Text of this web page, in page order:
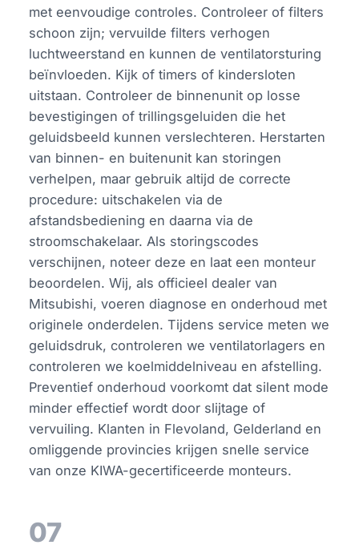
met eenvoudige controles. Controleer of filters
schoon zijn; vervuilde filters verhogen
luchtweerstand en kunnen de ventilatorsturing
beïnvloeden. Kijk of timers of kindersloten
uitstaan. Controleer de binnenunit op losse
bevestigingen of trillingsgeluiden die het
geluidsbeeld kunnen verslechteren. Herstarten
van binnen- en buitenunit kan storingen
verhelpen, maar gebruik altijd de correcte
procedure: uitschakelen via de
afstandsbediening en daarna via de
stroomschakelaar. Als storingscodes
verschijnen, noteer deze en laat een monteur
beoordelen. Wij, als officieel dealer van
Mitsubishi, voeren diagnose en onderhoud met
originele onderdelen. Tijdens service meten we
geluidsdruk, controleren we ventilatorlagers en
controleren we koelmiddelniveau en afstelling.
Preventief onderhoud voorkomt dat silent mode
minder effectief wordt door slijtage of
vervuiling. Klanten in Flevoland, Gelderland en
omliggende provincies krijgen snelle service
van onze KIWA-gecertificeerde monteurs.
07